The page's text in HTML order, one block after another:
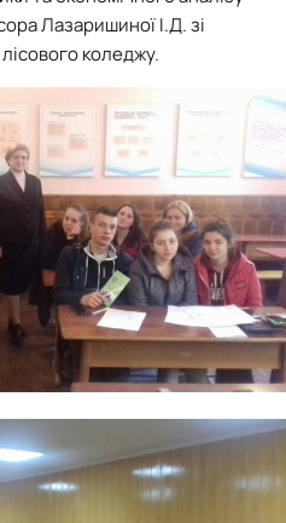
Лазаришиної І.Д. зі
коледжу.